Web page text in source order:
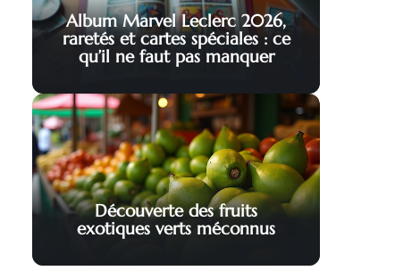
Album Marvel Leclerc 2026,
raretés et cartes spéciales : ce
qu’il ne faut pas manquer
Découverte des fruits
exotiques verts méconnus